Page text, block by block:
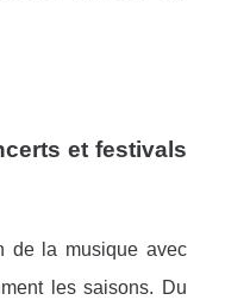
et festivals
de la musique avec
les saisons. Du